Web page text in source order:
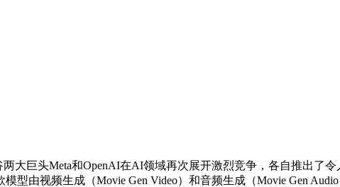
大巨头Meta和OpenAI在AI领域再次展开激烈竞争，各自推出了
由视频生成（Movie Gen Video）和音频生成（Movie Gen